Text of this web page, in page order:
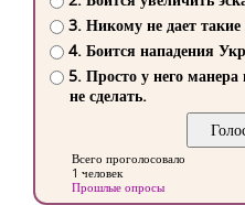
3. Никому не дает
4. Боится нападения
5. Просто у него
не сделать.
Всего проголосовало
1 человек
Прошлые опросы